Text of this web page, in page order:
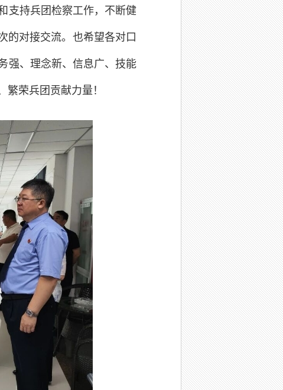
支持兵团检察工作，不断健
的对接交流。也希望各对口
强、理念新、信息广、技能
荣兵团贡献力量！